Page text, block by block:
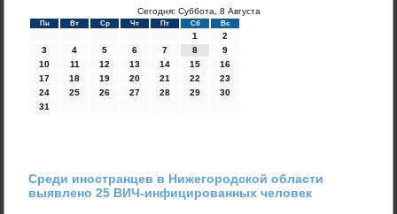
Сегодня: Суббота, 8 Августа
Пн Вт Ср Чт Пт Сб Вс
1
2
3
4 5 6 7 8
9
10
11 12 13 14 15
16
17
18 19 20 21 22
23
24
25 26 27 28 29
30
31
Среди иностранцев в Нижегородской области
выявлено 25 ВИЧ-инфицированных человек